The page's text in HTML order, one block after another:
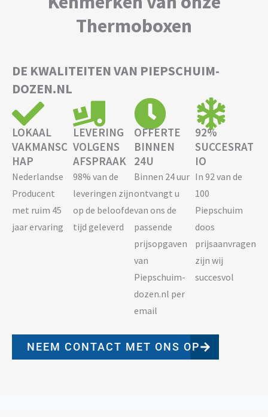
Thermoboxen
DE KWALITEITEN VAN PIEPSCHUIM-
DOZEN.NL
LOKAAL
VAKMANSC
HAP
Nederlandse
Producent
met ruim 45
jaar ervaring
LEVERING
VOLGENS
AFSPRAAK
98% van de
leveringen zijn
op de beloofde
tijd geleverd
OFFERTE
BINNEN
24U
Binnen 24 uur
ontvangt u
van ons de
passende
prijsopgaven
van
Piepschuim-
dozen.nl per
email
92%
SUCCESRAT
IO
In 92 van de
100
Piepschuim
doos
prijsaanvragen
zijn wij
succesvol
NEEM CONTACT MET ONS OP